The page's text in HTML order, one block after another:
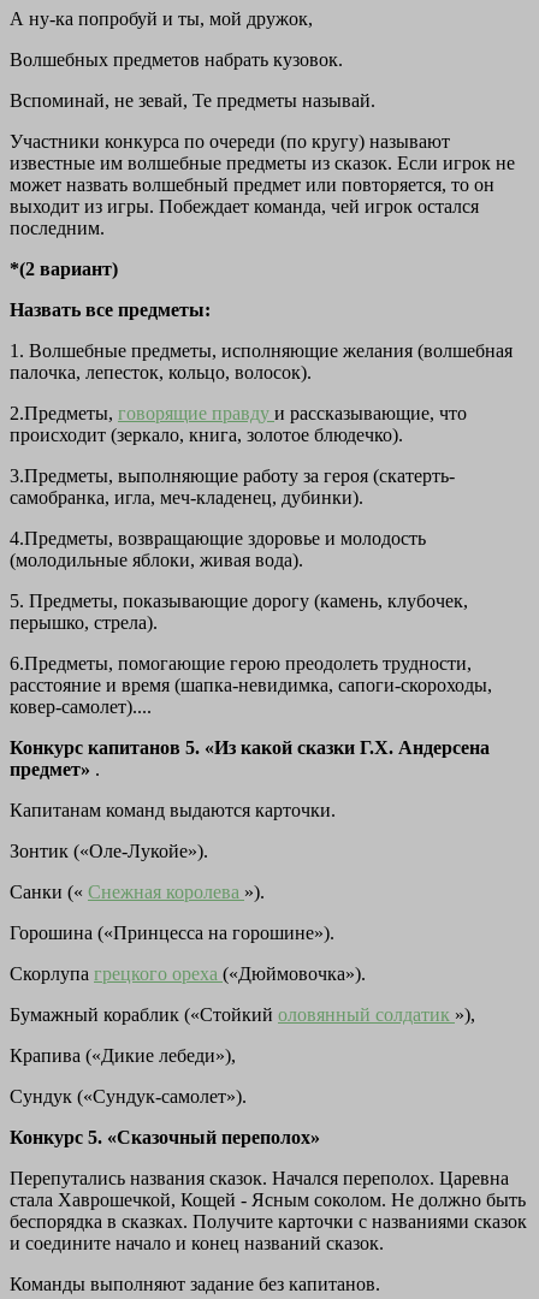
А ну-ка попробуй и ты, мой дружок,
Волшебных предметов набрать кузовок.
Вспоминай, не зевай, Те предметы называй.
Участники конкурса по очереди (по кругу) называют
известные им волшебные предметы из сказок. Если игрок не
может назвать волшебный предмет или повторяется, то он
выходит из игры. Побеждает команда, чей игрок остался
последним.
*(2 вариант)
Назвать все предметы:
1. Волшебные предметы, исполняющие желания (волшебная
палочка, лепесток, кольцо, волосок).
2.Предметы, говорящие правду и рассказывающие, что
происходит (зеркало, книга, золотое блюдечко).
3.Предметы, выполняющие работу за героя (скатерть-
самобранка, игла, меч-кладенец, дубинки).
4.Предметы, возвращающие здоровье и молодость
(молодильные яблоки, живая вода).
5. Предметы, показывающие дорогу (камень, клубочек,
перышко, стрела).
6.Предметы, помогающие герою преодолеть трудности,
расстояние и время (шапка-невидимка, сапоги-скороходы,
ковер-самолет)....
Конкурс капитанов 5. «Из какой сказки Г.Х. Андерсена
предмет» .
Капитанам команд выдаются карточки.
Зонтик («Оле-Лукойе»).
Санки (« Снежная королева »).
Горошина («Принцесса на горошине»).
Скорлупа грецкого ореха («Дюймовочка»).
Бумажный кораблик («Стойкий оловянный солдатик »),
Крапива («Дикие лебеди»),
Сундук («Сундук-самолет»).
Конкурс 5. «Сказочный переполох»
Перепутались названия сказок. Начался переполох. Царевна
стала Хаврошечкой, Кощей - Ясным соколом. Не должно быть
беспорядка в сказках. Получите карточки с названиями сказок
и соедините начало и конец названий сказок.
Команды выполняют задание без капитанов.